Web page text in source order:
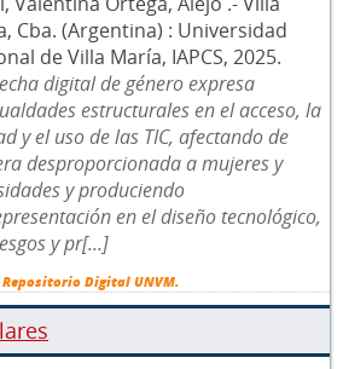
Cba. (Argentina) : Universidad
de Villa María, IAPCS, 2025.
digital de género expresa
estructurales en el acceso, la
y el uso de las TIC, afectando de
desproporcionada a mujeres y
y produciendo
en el diseño tecnológico,
y pr[...]
Digital UNVM.